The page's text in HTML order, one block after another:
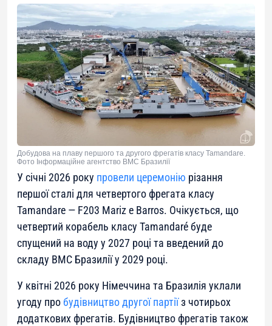
Добудова на плаву першого та другого фрегатів класу Tamandare.
Фото Інформаційне агентство ВМС Бразилії
У січні 2026 року провели церемонію різання
першої сталі для четвертого фрегата класу
Tamandare — F203 Mariz e Barros. Очікується, що
четвертий корабель класу Tamandaré буде
спущений на воду у 2027 році та введений до
складу ВМС Бразилії у 2029 році.
У квітні 2026 року Німеччина та Бразилія уклали
угоду пробудівництво другої партіїз чотирьох
додаткових фрегатів. Будівництво фрегатів також